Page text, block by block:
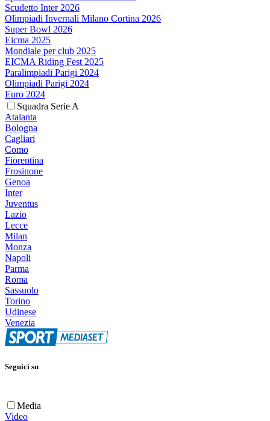
Scudetto Inter 2026
Olimpiadi Invernali Milano Cortina 2026
Super Bowl 2026
Eicma 2025
Mondiale per club 2025
EICMA Riding Fest 2025
Paralimpiadi Parigi 2024
Olimpiadi Parigi 2024
Euro 2024
Squadra Serie A
Atalanta
Bologna
Cagliari
Como
Fiorentina
Frosinone
Genoa
Inter
Juventus
Lazio
Lecce
Milan
Monza
Napoli
Parma
Roma
Sassuolo
Torino
Udinese
Venezia
Seguici su
Media
Video